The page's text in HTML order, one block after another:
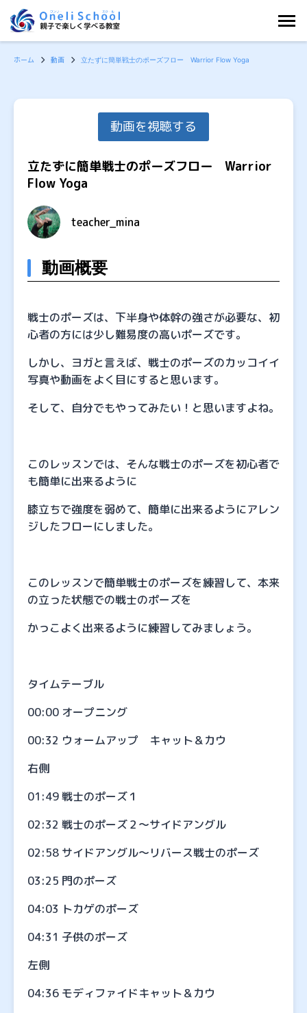
容
を
ホーム 動画 立たずに簡単戦士のポーズフロー Warrior Flow Yoga
動画を視聴する
立たずに簡単戦士のポーズフロー Warrior
Flow Yoga
teacher_mina
動画概要
戦士のポーズは、下半身や体幹の強さが必要な、初
心者の方には少し難易度の高いポーズです。
しかし、ヨガと言えば、戦士のポーズのカッコイイ
写真や動画をよく目にすると思います。
そして、自分でもやってみたい！と思いますよね。
このレッスンでは、そんな戦士のポーズを初心者で
も簡単に出来るように
膝立ちで強度を弱めて、簡単に出来るようにアレン
ジしたフローにしました。
このレッスンで簡単戦士のポーズを練習して、本来
の立った状態での戦士のポーズを
かっこよく出来るように練習してみましょう。
タイムテーブル
00:00 オープニング
00:32 ウォームアップ キャット＆カウ
右側
01:49 戦士のポーズ１
02:32 戦士のポーズ２～サイドアングル
02:58 サイドアングル～リバース戦士のポーズ
03:25 門のポーズ
04:03 トカゲのポーズ
04:31 子供のポーズ
左側
04:36 モディファイドキャット＆カウ